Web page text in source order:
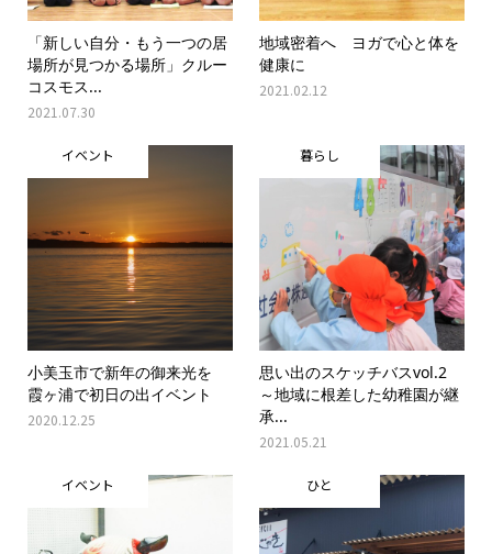
「新しい自分・もう一つの居
場所が見つかる場所」クルー
コスモス...
2021.07.30
地域密着へ ヨガで心と体を
健康に
2021.02.12
イベント
小美玉市で新年の御来光を
霞ヶ浦で初日の出イベント
2020.12.25
暮らし
思い出のスケッチバスvol.2
～地域に根差した幼稚園が継
承...
2021.05.21
イベント ひと